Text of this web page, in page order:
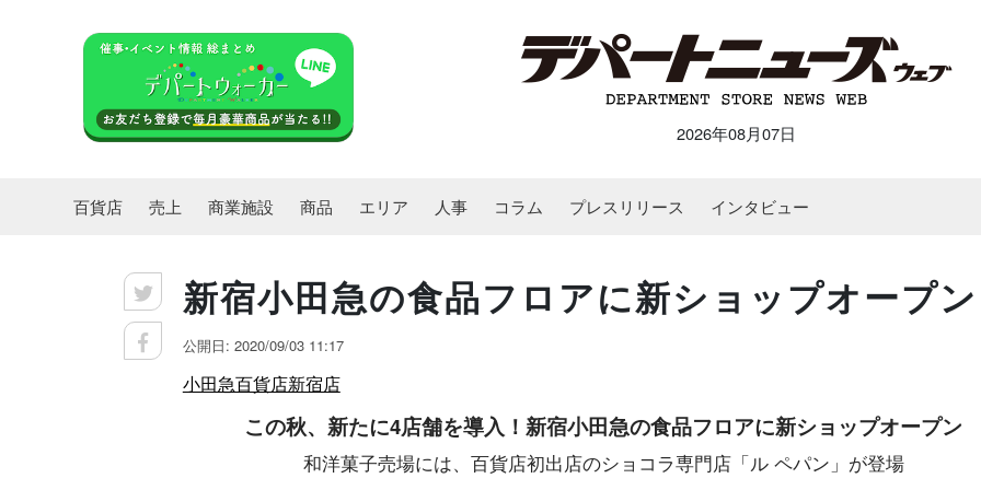
2026年08月07日
百貨店 売上 商業施設 商品 エリア 人事 コラム プレスリリース インタビュー
新宿小田急の食品フロアに新ショップオープン
公開日: 2020/09/03 11:17
小田急百貨店新宿店
この秋、新たに4店舗を導入！新宿小田急の食品フロアに新ショップオープン
和洋菓子売場には、百貨店初出店のショコラ専門店「ル ペパン」が登場